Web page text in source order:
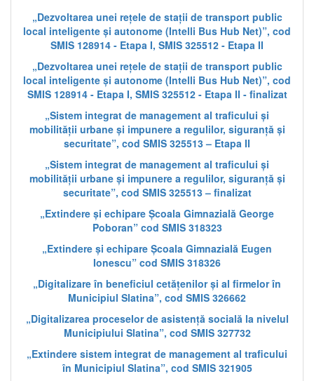
„Dezvoltarea unei rețele de stații de transport public
local inteligente și autonome (Intelli Bus Hub Net)”, cod
SMIS 128914 - Etapa I, SMIS 325512 - Etapa II
„Dezvoltarea unei rețele de stații de transport public
local inteligente și autonome (Intelli Bus Hub Net)”, cod
SMIS 128914 - Etapa I, SMIS 325512 - Etapa II - finalizat
„Sistem integrat de management al traficului și
mobilității urbane și impunere a regulilor, siguranță și
securitate”, cod SMIS 325513 – Etapa II
„Sistem integrat de management al traficului și
mobilității urbane și impunere a regulilor, siguranță și
securitate”, cod SMIS 325513 – finalizat
„Extindere și echipare Școala Gimnazială George
Poboran” cod SMIS 318323
„Extindere și echipare Școala Gimnazială Eugen
Ionescu” cod SMIS 318326
„Digitalizare în beneficiul cetățenilor și al firmelor în
Municipiul Slatina”, cod SMIS 326662
„Digitalizarea proceselor de asistență socială la nivelul
Municipiului Slatina”, cod SMIS 327732
„Extindere sistem integrat de management al traficului
în Municipiul Slatina”, cod SMIS 321905